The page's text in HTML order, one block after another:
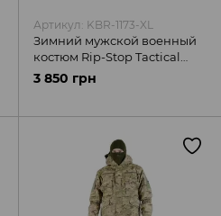
Артикул: KBR-1173-XL
Зимний мужской военный
костюм Rip-Stop Tactical
Series утепленням Kiborg
3 850 грн